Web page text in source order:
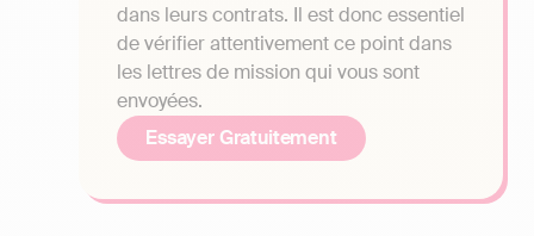
dans leurs contrats. Il est donc essentiel
de vérifier attentivement ce point dans
les lettres de mission qui vous sont
envoyées.
Essayer Gratuitement